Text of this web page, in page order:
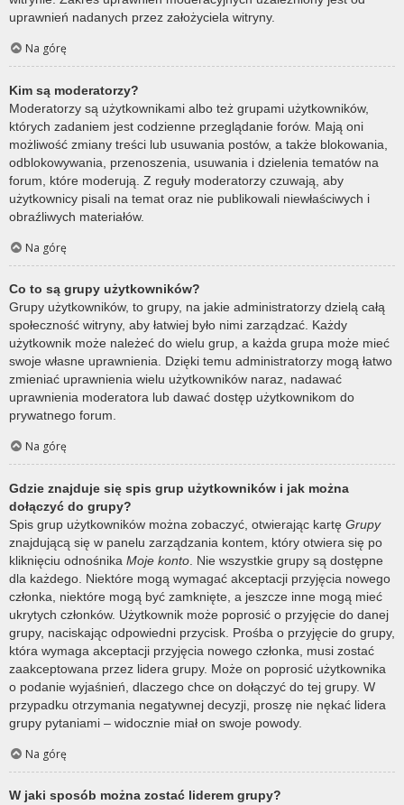
uprawnień nadanych przez założyciela witryny.
Na górę
Kim są moderatorzy?
Moderatorzy są użytkownikami albo też grupami użytkowników,
których zadaniem jest codzienne przeglądanie forów. Mają oni
możliwość zmiany treści lub usuwania postów, a także blokowania,
odblokowywania, przenoszenia, usuwania i dzielenia tematów na
forum, które moderują. Z reguły moderatorzy czuwają, aby
użytkownicy pisali na temat oraz nie publikowali niewłaściwych i
obraźliwych materiałów.
Na górę
Co to są grupy użytkowników?
Grupy użytkowników, to grupy, na jakie administratorzy dzielą całą
społeczność witryny, aby łatwiej było nimi zarządzać. Każdy
użytkownik może należeć do wielu grup, a każda grupa może mieć
swoje własne uprawnienia. Dzięki temu administratorzy mogą łatwo
zmieniać uprawnienia wielu użytkowników naraz, nadawać
uprawnienia moderatora lub dawać dostęp użytkownikom do
prywatnego forum.
Na górę
Gdzie znajduje się spis grup użytkowników i jak można
dołączyć do grupy?
Spis grup użytkowników można zobaczyć, otwierając kartę Grupy
znajdującą się w panelu zarządzania kontem, który otwiera się po
kliknięciu odnośnika Moje konto . Nie wszystkie grupy są dostępne
dla każdego. Niektóre mogą wymagać akceptacji przyjęcia nowego
członka, niektóre mogą być zamknięte, a jeszcze inne mogą mieć
ukrytych członków. Użytkownik może poprosić o przyjęcie do danej
grupy, naciskając odpowiedni przycisk. Prośba o przyjęcie do grupy,
która wymaga akceptacji przyjęcia nowego członka, musi zostać
zaakceptowana przez lidera grupy. Może on poprosić użytkownika
o podanie wyjaśnień, dlaczego chce on dołączyć do tej grupy. W
przypadku otrzymania negatywnej decyzji, proszę nie nękać lidera
grupy pytaniami – widocznie miał on swoje powody.
Na górę
W jaki sposób można zostać liderem grupy?